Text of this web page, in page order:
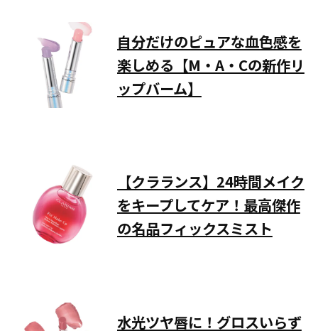
自分だけのピュアな血色感を
楽しめる【M・A・Cの新作リ
ップバーム】
【クラランス】24時間メイク
をキープしてケア！最高傑作
の名品フィックスミスト
水光ツヤ唇に！グロスいらず